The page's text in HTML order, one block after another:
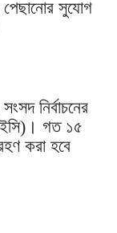
পেছানোর সুযোগ
নির্বাচনের
গত ১৫
করা হবে